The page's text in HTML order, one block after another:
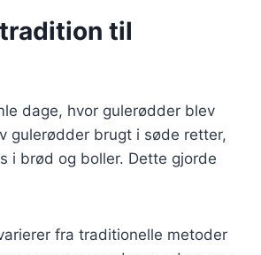
til
dage, hvor gulerødder blev
gulerødder brugt i søde retter,
i brød og boller. Dette gjorde
fra traditionelle metoder